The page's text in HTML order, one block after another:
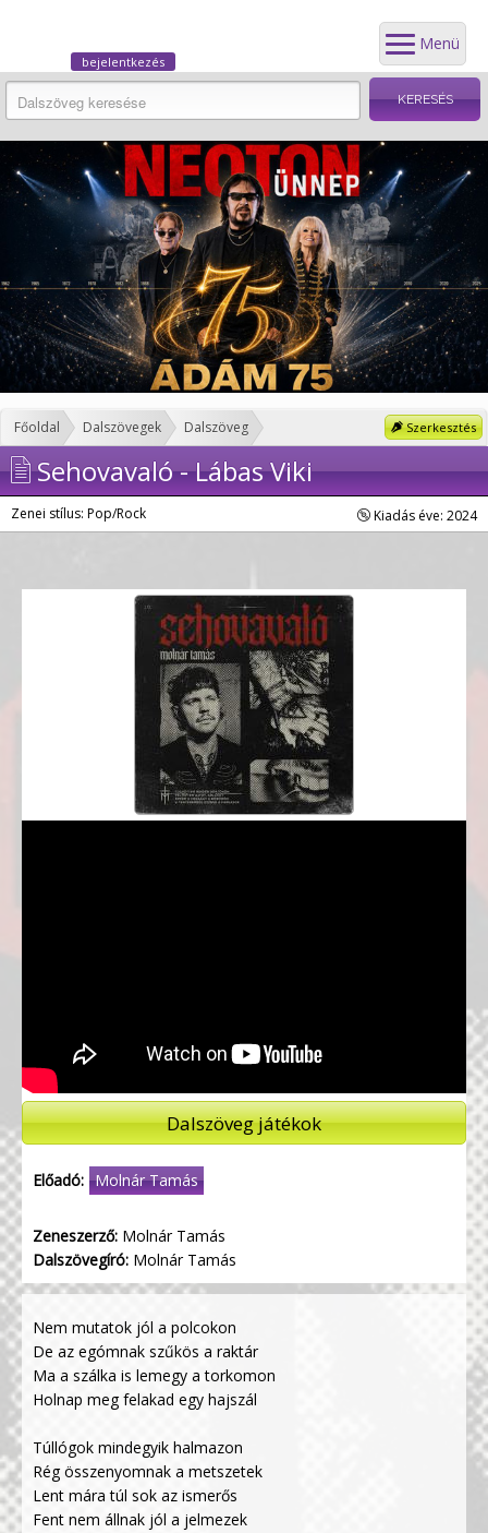
Menü
bejelentkezés
Szerkesztés
Főoldal Dalszövegek Dalszöveg
Sehovavaló - Lábas Viki
Zenei stílus: Pop/Rock Kiadás éve: 2024
Dalszöveg játékok
Előadó: Molnár Tamás
Zeneszerző: Molnár Tamás
Dalszövegíró: Molnár Tamás
Nem mutatok jól a polcokon
De az egómnak szűkös a raktár
Ma a szálka is lemegy a torkomon
Holnap meg felakad egy hajszál
Túllógok mindegyik halmazon
Rég összenyomnak a metszetek
Lent mára túl sok az ismerős
Fent nem állnak jól a jelmezek